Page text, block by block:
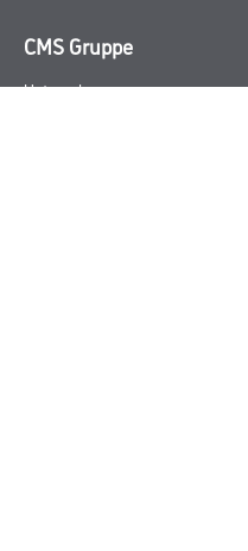
CMS Gruppe
Unternehmen